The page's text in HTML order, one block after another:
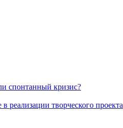
спонтанный кризис?
реализации творческого проекта